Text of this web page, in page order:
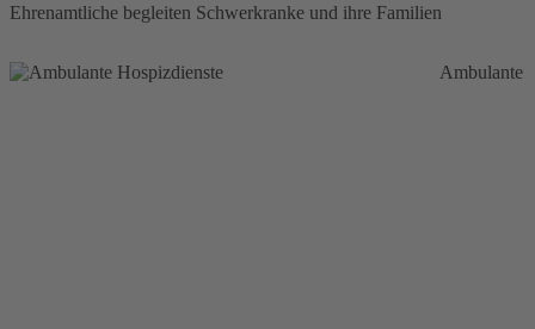
Ehrenamtliche begleiten Schwerkranke und ihre Familien
Ambulante